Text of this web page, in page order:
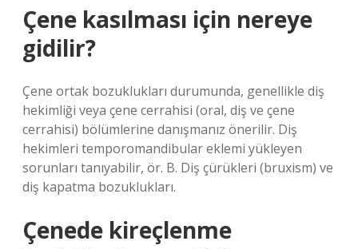
Çene kasılması için nereye
gidilir?
Çene ortak bozuklukları durumunda, genellikle diş
hekimliği veya çene cerrahisi (oral, diş ve çene
cerrahisi) bölümlerine danışmanız önerilir. Diş
hekimleri temporomandibular eklemi yükleyen
sorunları tanıyabilir, ör. B. Diş çürükleri (bruxism) ve
diş kapatma bozuklukları.
Çenede kireçlenme